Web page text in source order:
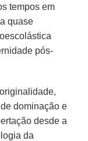
tempos em
quase
pós-
dominação e
desde a
da